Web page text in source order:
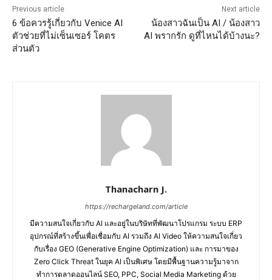
Previous article
6 ข้อควรรู้เกี่ยวกับ Venice AI
ตัวช่วยที่ไม่เซ็นเซอร์ โคตร
ส่วนตัว
Next article
น้องสาวฉันเป็น AI / น้องสาว
AI พรากรัก ดูที่ไหนได้บ้างนะ?
Thanacharn J.
https://rechargeland.com/article
มีความสนใจเกี่ยวกับ AI และอยู่ในบริษัทที่พัฒนาโปรแกรม ระบบ ERP
อุปกรณ์ที่สร้างขึ้นเพื่อเชื่อมกับ AI รวมถึง AI Video ให้ความสนใจเกี่ยว
กับเรื่อง GEO (Generative Engine Optimization) และ การมาของ
Zero Click Threat ในยุค AI เป็นพิเศษ โดยมีพื้นฐานความรู้มาจาก
ทำการตลาดออนไลน์ SEO, PPC, Social Media Marketing ด้วย